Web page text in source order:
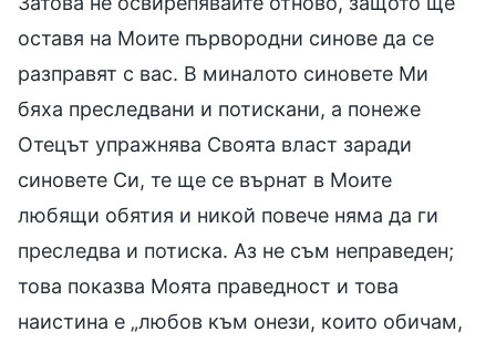
оставя на Моите първородни синове да се
разправят с вас. В миналото синовете Ми
бяха преследвани и потискани, а понеже
Отецът упражнява Своята власт заради
синовете Си, те ще се върнат в Моите
любящи обятия и никой повече няма да ги
преследва и потиска. Аз не съм неправеден;
това показва Моята праведност и това
наистина е „любов към онези, които обичам,